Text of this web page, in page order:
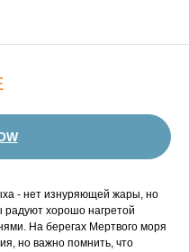
- нет изнуряющей жары, но
радуют хорошо нагретой
На берегах Мертвого моря
но важно помнить, что